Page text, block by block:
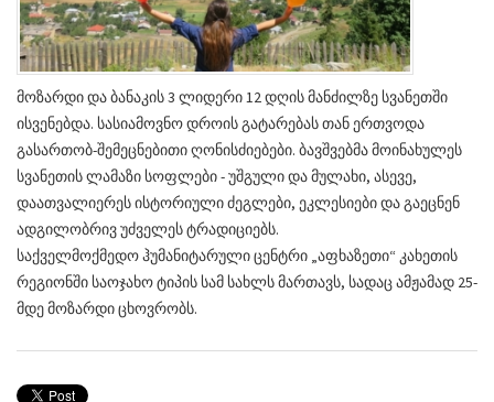
მოზარდი და ბანაკის 3 ლიდერი 12 დღის მანძილზე სვანეთში
ისვენებდა. სასიამოვნო დროის გატარებას თან ერთვოდა
გასართობ-შემეცნებითი ღონისძიებები. ბავშვებმა მოინახულეს
სვანეთის ლამაზი სოფლები - უშგული და მულახი, ასევე,
დაათვალიერეს ისტორიული ძეგლები, ეკლესიები და გაეცნენ
ადგილობრივ უძველეს ტრადიციებს.
საქველმოქმედო ჰუმანიტარული ცენტრი „აფხაზეთი“ კახეთის
რეგიონში საოჯახო ტიპის სამ სახლს მართავს, სადაც ამჟამად 25-
მდე მოზარდი ცხოვრობს.